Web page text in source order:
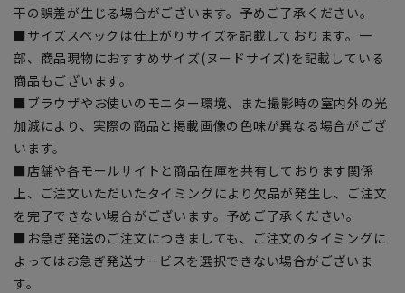
干の誤差が生じる場合がございます。予めご了承ください。
■サイズスペックは仕上がりサイズを記載しております。一
部、商品現物におすすめサイズ(ヌードサイズ)を記載している
商品もございます。
■ブラウザやお使いのモニター環境、また撮影時の室内外の光
加減により、実際の商品と掲載画像の色味が異なる場合がござ
います。
■店舗や各モールサイトと商品在庫を共有しております関係
上、ご注文いただいたタイミングにより欠品が発生し、ご注文
を完了できない場合がございます。予めご了承ください。
■お急ぎ発送のご注文につきましても、ご注文のタイミングに
よってはお急ぎ発送サービスを選択できない場合がございま
す。